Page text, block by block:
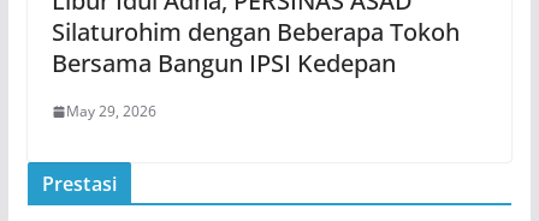
Silaturohim dengan Beberapa Tokoh
Bersama Bangun IPSI Kedepan
May 29, 2026
Prestasi